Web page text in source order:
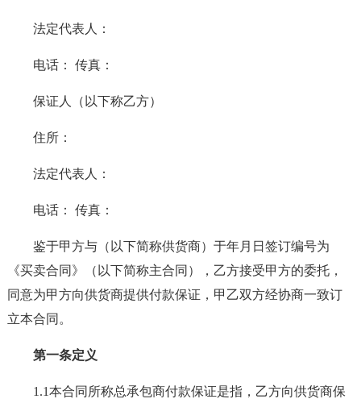
法定代表人：
电话： 传真：
保证人（以下称乙方）
住所：
法定代表人：
电话： 传真：
鉴于甲方与（以下简称供货商）于年月日签订编号为
《买卖合同》（以下简称主合同），乙方接受甲方的委托，
同意为甲方向供货商提供付款保证，甲乙双方经协商一致订
立本合同。
第一条定义
1.1本合同所称总承包商付款保证是指，乙方向供货商保